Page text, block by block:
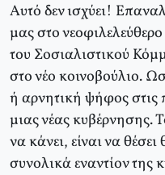
Αυτό δεν ισχύει!
μας στο
του Σοσιαλιστικού
στο νέο κοινοβούλιο.
ή αρνητική ψήφος στις
μιας νέας κυβέρνησης.
να κάνει, είναι να
συνολικά εναντίον της